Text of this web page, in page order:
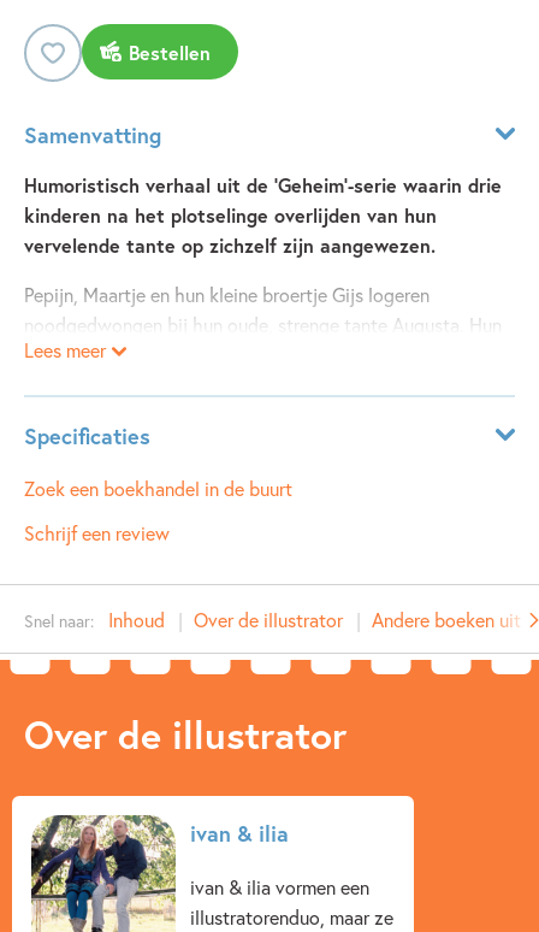
Bestellen
Samenvatting
Humoristisch verhaal uit de 'Geheim'-serie waarin drie
kinderen na het plotselinge overlijden van hun
vervelende tante op zichzelf zijn aangewezen.
Pepijn, Maartje en hun kleine broertje Gijs logeren
noodgedwongen bij hun oude, strenge tante Augusta. Hun
moeder is ziek en hun vader is in het buitenland. Maar dan
elke dag chips en ijs, laat opblijven en spannende films
kijken. Als alles goed gaat tenminste… De vervelende
gebleven is…
Lees meer
Specificaties
Leeftijdsindicatie: 5 - 10 jaar
ISBN:
9789025864293
Auteur(s):
Illustrator: ivan & ilia
Aantal pagina's:
Verschijningsdatum:
Kenmerken van e-book
5 – 7 jaar 7 – 9 jaar
9 – 12 jaar
Zoek een boekhandel in de buurt
Schrijf een review
Snel naar: Inhoud Over de illustrator Andere boeken uit
Over de illustrator
ivan & ilia
ivan & ilia vormen een
illustratorenduo, maar ze